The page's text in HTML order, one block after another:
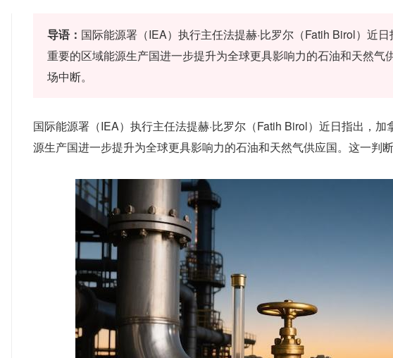
导语： 国际能源署（IEA）执行主任法提赫·比罗尔（Fatih Birol）近
重要的区域能源生产国进一步提升为全球更具影响力的石油和天然
场中断。
国际能源署（IEA）执行主任法提赫·比罗尔（Fatih Birol）近日指出，
源生产国进一步提升为全球更具影响力的石油和天然气供应国。这一判